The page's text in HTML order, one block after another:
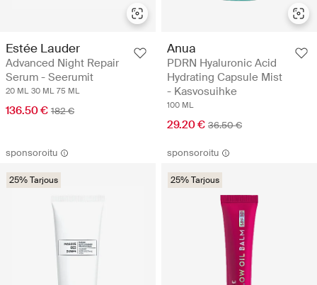
Estée Lauder
Advanced Night Repair
Serum - Seerumit
20 ML 30 ML 75 ML
136.50 € 182 €
Anua
PDRN Hyaluronic Acid
Hydrating Capsule Mist
- Kasvosuihke
100 ML
29.20 € 36.50 €
sponsoroitu
25% Tarjous
sponsoroitu
25% Tarjous